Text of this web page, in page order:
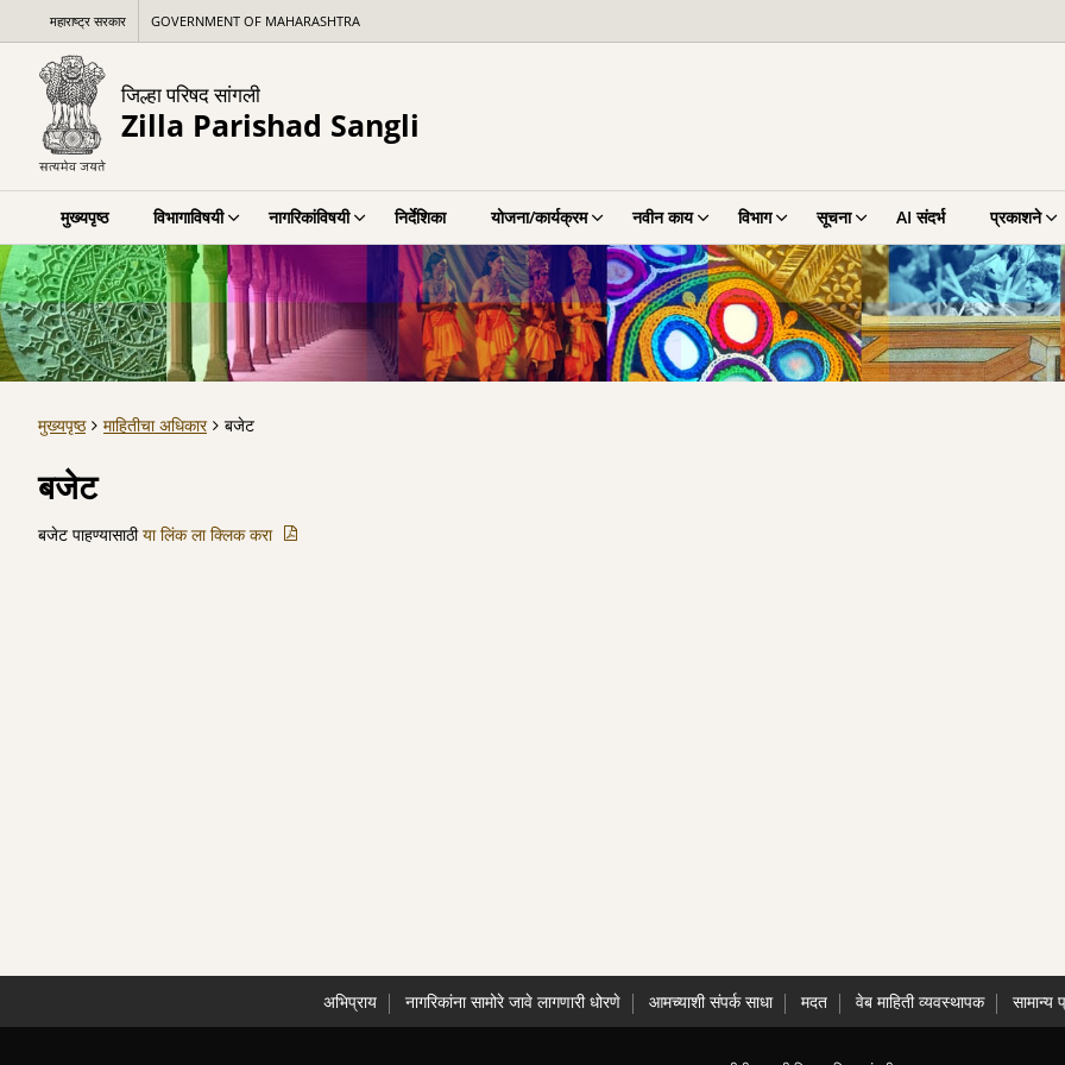
महाराष्ट्र सरकार GOVERNMENT OF MAHARASHTRA
जिल्हा परिषद सांगली
Zilla Parishad Sangli
मुख्यपृष्ठ विभागाविषयी नागरिकांविषयी निर्देशिका योजना/कार्यक्रम नवीन काय विभाग सूचना AI संदर्भ प्रकाशने
मुख्यपृष्ठ माहितीचा अधिकार बजेट
बजेट
बजेट पाहण्यासाठीया लिंक ला क्लिक करा
अभिप्राय नागरिकांना सामोरे जावे लागणारी धोरणे आमच्याशी संपर्क साधा मदत वेब माहिती व्यवस्थापक सामान्य